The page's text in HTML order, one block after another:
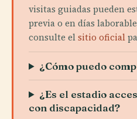
visitas guiadas pueden
previa o en días
consulte elsitio oficial
¿Cómo puedo
¿Es el estadio
con discapacidad?